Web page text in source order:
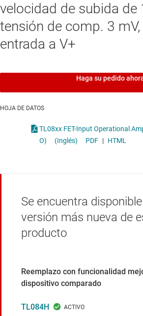
velocidad de subida de
tensión de comp. 3
entrada a V+
Haga su pedido
HOJA DE DATOS
TL08xx FET-Input Operational Amplifiers datasheet (Rev.
O)
(Inglés) PDF | HTML
Se encuentra
versión más nueva de
producto
Reemplazo con funcionalidad
dispositivo comparado
TL084H